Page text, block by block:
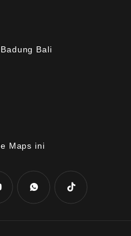
Bali
Maps ini